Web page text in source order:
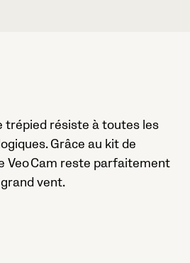
trépied résiste à toutes les
Grâce au kit de
Veo Cam reste parfaitement
vent.